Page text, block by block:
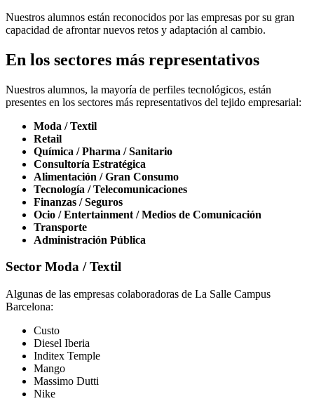
Nuestros alumnos están reconocidos por las empresas por su gran
capacidad de afrontar nuevos retos y adaptación al cambio.
En los sectores más representativos
Nuestros alumnos, la mayoría de perfiles tecnológicos, están
presentes en los sectores más representativos del tejido empresarial:
Moda / Textil
Retail
Química / Pharma / Sanitario
Consultoría Estratégica
Alimentación / Gran Consumo
Tecnología / Telecomunicaciones
Finanzas / Seguros
Ocio / Entertainment / Medios de Comunicación
Transporte
Administración Pública
Sector Moda / Textil
Algunas de las empresas colaboradoras de La Salle Campus
Barcelona:
Custo
Diesel Iberia
Inditex Temple
Mango
Massimo Dutti
Nike